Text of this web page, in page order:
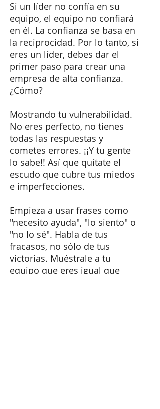
Si un líder no confía en su
equipo, el equipo no confiará
en él. La confianza se basa en
la reciprocidad. Por lo tanto, si
eres un líder, debes dar el
primer paso para crear una
empresa de alta confianza.
¿Cómo?
Mostrando tu vulnerabilidad.
No eres perfecto, no tienes
todas las respuestas y
cometes errores. ¡¡Y tu gente
lo sabe!! Así que quítate el
escudo que cubre tus miedos
e imperfecciones.
Empieza a usar frases como
"necesito ayuda", "lo siento" o
"no lo sé". Habla de tus
fracasos, no sólo de tus
victorias. Muéstrale a tu
equipo que eres igual que